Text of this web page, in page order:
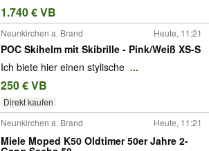
1.740 € VB
Neunkirchen a. Brand Heute, 11:21
POC Skihelm mit Skibrille - Pink/Weiß XS-S
Ich biete hier einen stylische ...
250 € VB
Direkt kaufen
Neunkirchen a. Brand
Heute, 11:21
Miele Moped K50 Oldtimer 50er Jahre 2-